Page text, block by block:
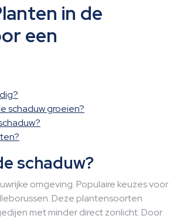
in de
een
schaduw groeien?
schaduw?
omgeving. Populaire keuzes voor
Deze plantensoorten
met minder direct zonlicht. Door